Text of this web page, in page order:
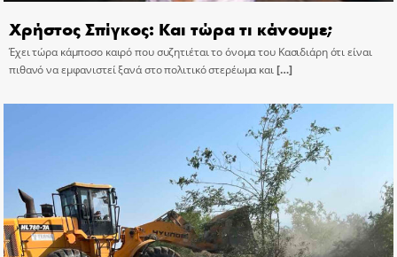
Χρήστος Σπίγκος: Και τώρα τι κάνουμε;
Έχει τώρα κάμποσο καιρό που συζητιέται το όνομα του Κασιδιάρη ότι είναι
πιθανό να εμφανιστεί ξανά στο πολιτικό στερέωμα και[…]